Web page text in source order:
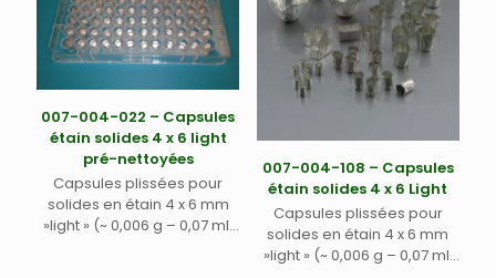
007-004-022 – Capsules
étain solides 4 x 6 light
pré-nettoyées
Capsules plissées pour
solides en étain 4 x 6 mm
»light » (~ 0,006 g – 0,07 ml)
007-004-108 – Capsules
étain solides 4 x 6 Light
Capsules plissées pour
solides en étain 4 x 6 mm
»light » (~ 0,006 g – 0,07 ml)